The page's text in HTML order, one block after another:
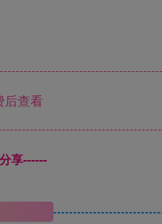
后查看
享------